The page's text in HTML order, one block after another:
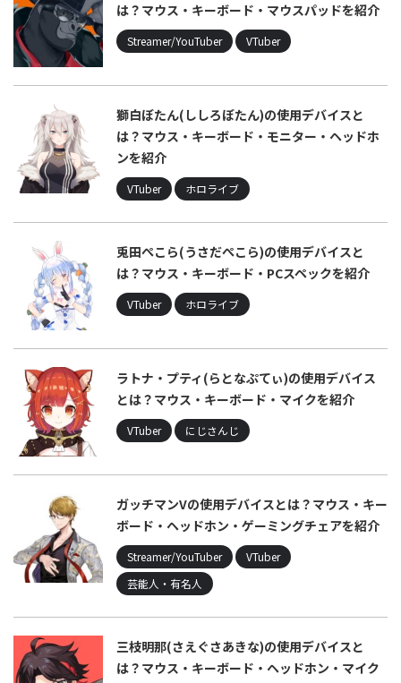
は？マウス・キーボード・マウスパッドを紹介
Streamer/YouTuber VTuber
獅白ぼたん(ししろぼたん)の使用デバイスと
は？マウス・キーボード・モニター・ヘッドホ
ンを紹介
VTuber ホロライブ
兎田ぺこら(うさだぺこら)の使用デバイスと
は？マウス・キーボード・PCスペックを紹介
VTuber ホロライブ
ラトナ・プティ(らとなぷてぃ)の使用デバイス
とは？マウス・キーボード・マイクを紹介
VTuber にじさんじ
ガッチマンVの使用デバイスとは？マウス・キー
ボード・ヘッドホン・ゲーミングチェアを紹介
Streamer/YouTuber
VTuber
芸能人・有名人
三枝明那(さえぐさあきな)の使用デバイスと
は？マウス・キーボード・ヘッドホン・マイク